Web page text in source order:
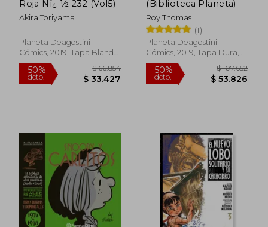
Roja Nï¿ ½ 232 (Vol5)
Akira Toriyama
Planeta Deagostini
Cómics, 2019, Tapa Blanda,
Nuevo
(Biblioteca Planeta)
Roy Thomas
(1)
Planeta Deagostini
Cómics, 2019, Tapa Dura,
Nuevo